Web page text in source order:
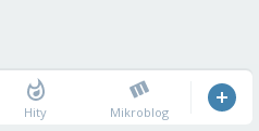
Hity Mikroblog